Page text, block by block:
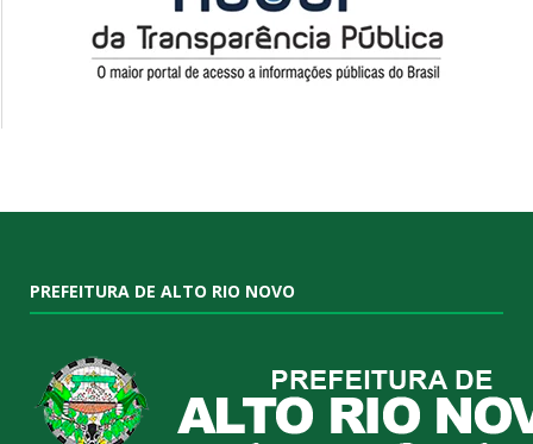
PREFEITURA DE ALTO RIO NOVO